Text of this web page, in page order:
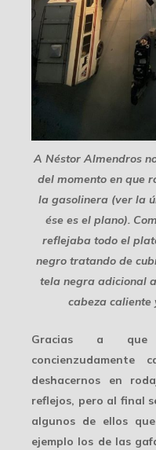
A Néstor Almendros
del momento en que
la gasolinera (ver la
ése es el plano).
reflejaba todo el
negro tratando de
tela negra adicional
cabeza caliente
Gracias a
concienzudamente
deshacernos en
reflejos, pero al final
algunos de ellos
ejemplo los de las